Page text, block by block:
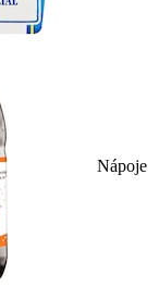
Nápoje